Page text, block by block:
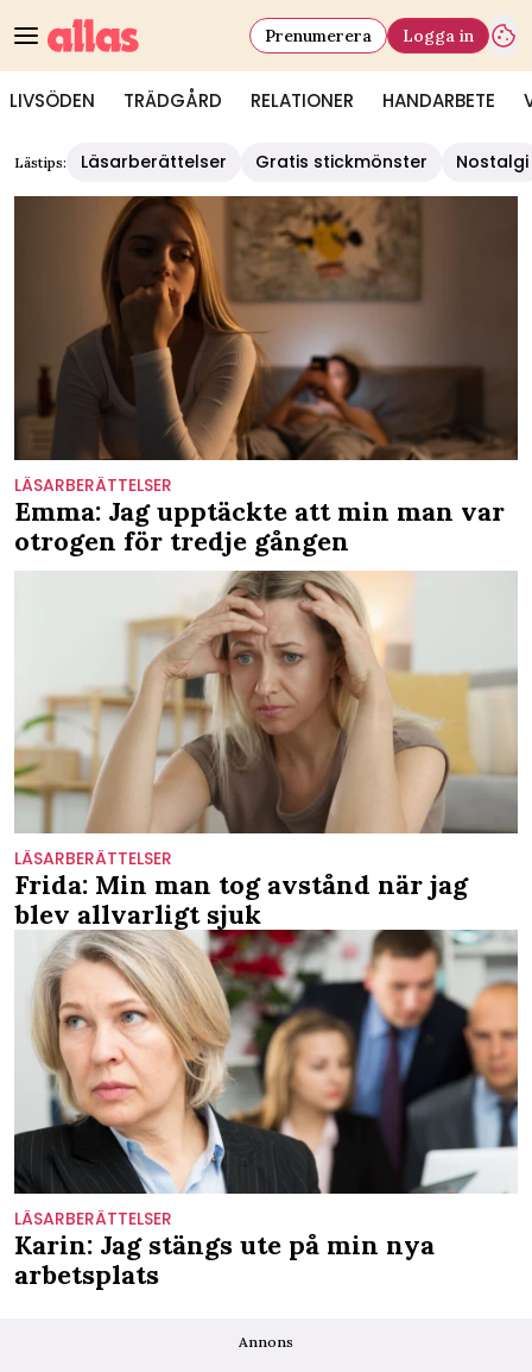
LIVSÖDEN TRÄDGÅRD RELATIONER HANDARBETE
Prenumerera Logga in
Lästips: Läsarberättelser Gratis stickmönster Nostalgi
LÄSARBERÄTTELSER
Emma: Jag upptäckte att min man var
otrogen för tredje gången
LÄSARBERÄTTELSER
Frida: Min man tog avstånd när jag
blev allvarligt sjuk
LÄSARBERÄTTELSER
Karin: Jag stängs ute på min nya
arbetsplats
Annons